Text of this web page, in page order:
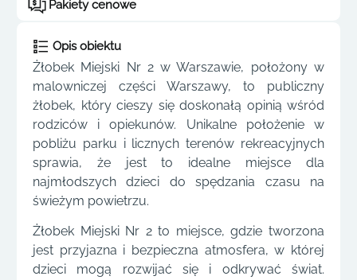
Pakiety cenowe
Opis obiektu
Żłobek Miejski Nr 2 w Warszawie, położony w
malowniczej części Warszawy, to publiczny
żłobek, który cieszy się doskonałą opinią wśród
rodziców i opiekunów. Unikalne położenie w
pobliżu parku i licznych terenów rekreacyjnych
sprawia, że jest to idealne miejsce dla
najmłodszych dzieci do spędzania czasu na
świeżym powietrzu.
Żłobek Miejski Nr 2 to miejsce, gdzie tworzona
jest przyjazna i bezpieczna atmosfera, w której
dzieci mogą rozwijać się i odkrywać świat.